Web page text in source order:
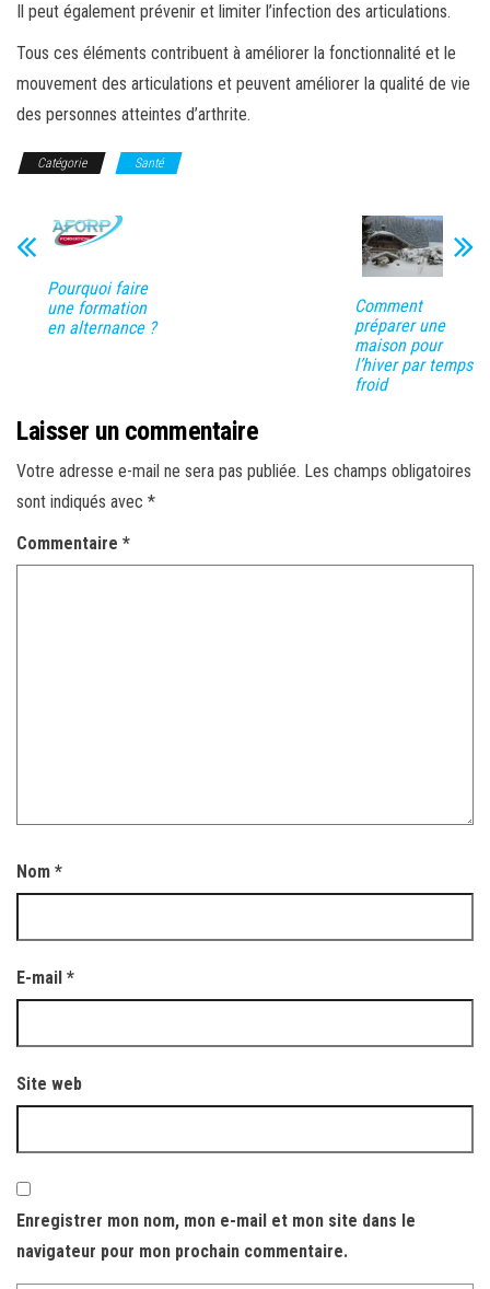
Il peut également prévenir et limiter l’infection des articulations.
Tous ces éléments contribuent à améliorer la fonctionnalité et le
mouvement des articulations et peuvent améliorer la qualité de vie
des personnes atteintes d’arthrite.
Catégorie Santé
Pourquoi faire
une formation
en alternance ?
Comment
préparer une
maison pour
l’hiver par temps
froid
Laisser un commentaire
Votre adresse e-mail ne sera pas publiée. Les champs obligatoires
sont indiqués avec *
Commentaire *
Nom *
E-mail *
Site web
Enregistrer mon nom, mon e-mail et mon site dans le
navigateur pour mon prochain commentaire.